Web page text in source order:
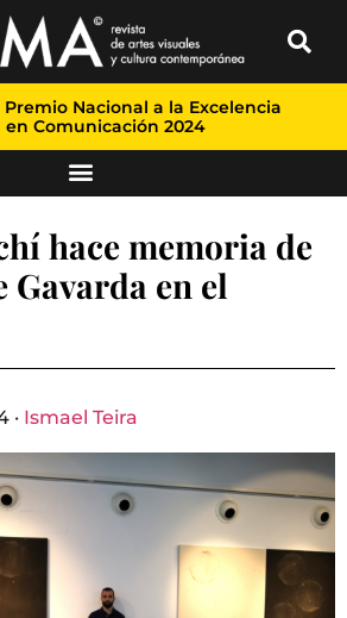
Premio Nacional a la Excelencia
en Comunicación 2024
hace memoria de
en el
· Ismael Teira